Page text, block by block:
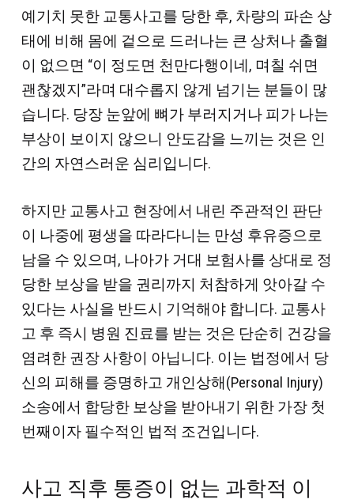
예기치 못한 교통사고를 당한 후, 차량의 파손 상
태에 비해 몸에 겉으로 드러나는 큰 상처나 출혈
이 없으면 “이 정도면 천만다행이네, 며칠 쉬면
괜찮겠지”라며 대수롭지 않게 넘기는 분들이 많
습니다. 당장 눈앞에 뼈가 부러지거나 피가 나는
부상이 보이지 않으니 안도감을 느끼는 것은 인
간의 자연스러운 심리입니다.
하지만 교통사고 현장에서 내린 주관적인 판단
이 나중에 평생을 따라다니는 만성 후유증으로
남을 수 있으며, 나아가 거대 보험사를 상대로 정
당한 보상을 받을 권리까지 처참하게 앗아갈 수
있다는 사실을 반드시 기억해야 합니다. 교통사
고 후 즉시 병원 진료를 받는 것은 단순히 건강을
염려한 권장 사항이 아닙니다. 이는 법정에서 당
신의 피해를 증명하고 개인상해(Personal Injury)
소송에서 합당한 보상을 받아내기 위한 가장 첫
번째이자 필수적인 법적 조건입니다.
사고 직후 통증이 없는 과학적 이